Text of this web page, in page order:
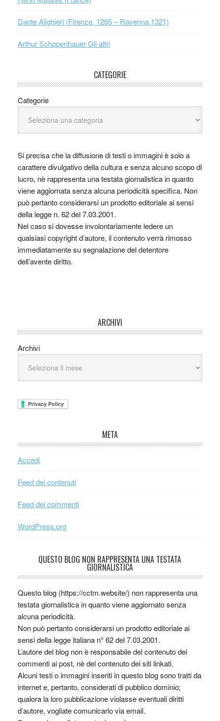
Dante Alighieri (Firenze, 1265 – Ravenna,1321)
Arthur Schopenhauer Gli altri
CATEGORIE
Categorie
Si precisa che la diffusione di testi o immagini è solo a
carattere divulgativo della cultura e senza alcuno scopo di
lucro, nè rappresenta una testata giornalistica in quanto
viene aggiornata senza alcuna periodicità specifica. Non
può pertanto considerarsi un prodotto editoriale ai sensi
della legge n. 62 del 7.03.2001.
Nel caso si dovesse involontariamente ledere un
qualsiasi copyright d’autore, il contenuto verrà rimosso
immediatamente su segnalazione del detentore
dell’avente diritto.
ARCHIVI
Archivi
META
Accedi
Feed dei contenuti
Feed dei commenti
WordPress.org
QUESTO BLOG NON RAPPRESENTA UNA TESTATA
GIORNALISTICA
Questo blog (https://cctm.website/) non rappresenta una
testata giornalistica in quanto viene aggiornato senza
alcuna periodicità.
Non può pertanto considerarsi un prodotto editoriale ai
sensi della legge italiana n° 62 del 7.03.2001.
L’autore del blog non è responsabile del contenuto dei
commenti ai post, nè del contenuto dei siti linkati.
Alcuni testi o immagini inseriti in questo blog sono tratti da
internet e, pertanto, considerati di pubblico dominio;
qualora la loro pubblicazione violasse eventuali diritti
d’autore, vogliate comunicarlo via email.